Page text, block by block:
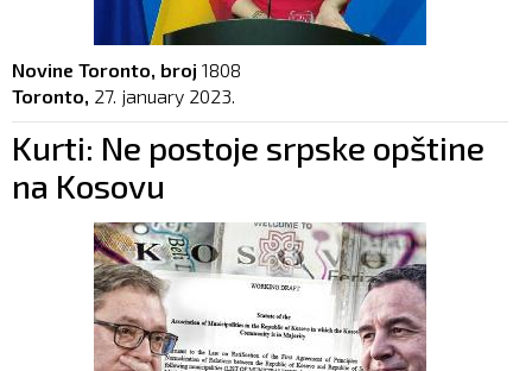
Novine Toronto, broj 1808
Toronto, 27. january 2023.
Kurti: Ne postoje srpske opštine
na Kosovu